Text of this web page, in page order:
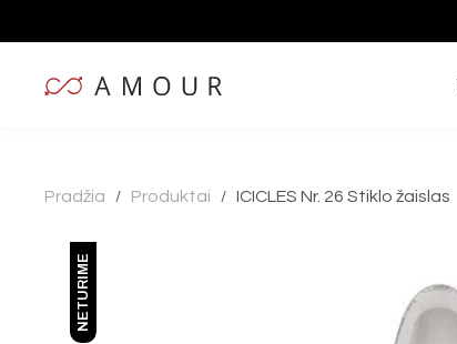
Pradžia / Produktai / ICICLES Nr. 26 Stiklo žaislas
NETURIME